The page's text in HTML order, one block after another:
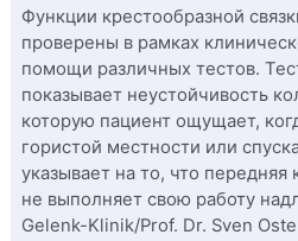
Функции крестообразной
проверены в рамках
помощи различных тестов.
показывает неустойчивость
которую пациент ощущает,
гористой местности или
указывает на то, что передняя
не выполняет свою работу
Gelenk-Klinik/Prof. Dr. Sven